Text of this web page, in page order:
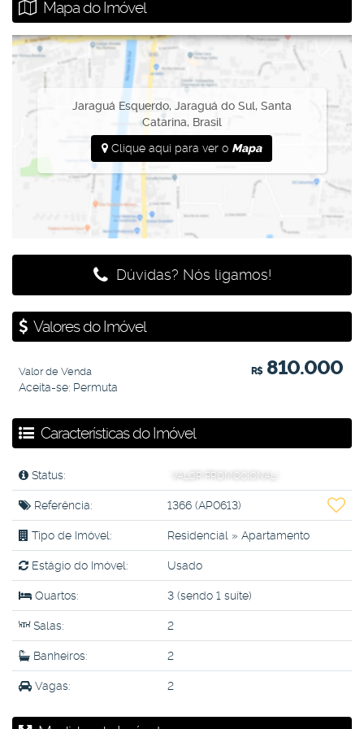
Mapa do Imóvel
Jaraguá Esquerdo, Jaraguá do Sul, Santa
Catarina, Brasil
Clique aqui para ver o Mapa
Dúvidas? Nós ligamos!
Valores do Imóvel
R$810.000
Valor de Venda
Aceita-se: Permuta
Características do Imóvel
Status: VALOR PROMOCIONAL!
Referência: 1366 (AP0613)
Tipo de Imóvel: Residencial » Apartamento
Estágio do Imóvel: Usado
Quartos: 3 (sendo 1 suíte)
Salas: 2
Banheiros: 2
Vagas: 2